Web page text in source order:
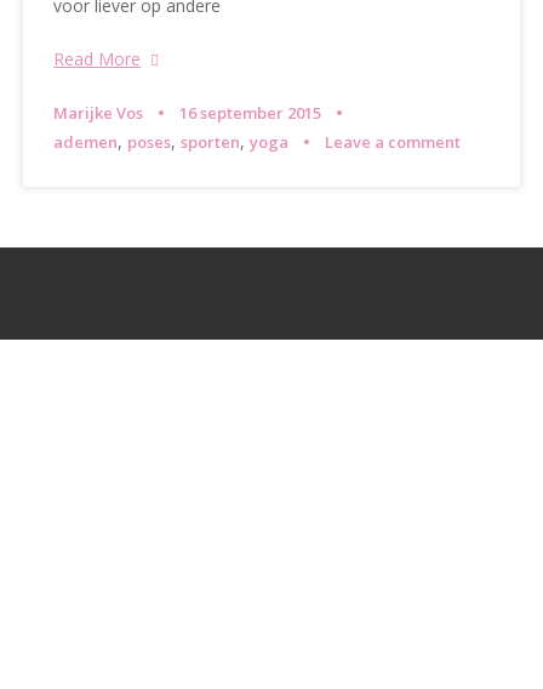
voor liever op andere
Read More
Marijke Vos
16 september 2015
ademen, poses,sporten,yoga Leave a comment